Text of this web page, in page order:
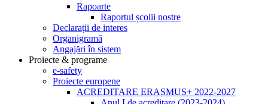
Rapoarte
Raportul școlii nostre
Declarații de interes
Organigramă
Angajări în sistem
Proiecte & programe
e-safety
Proiecte europene
ACREDITARE ERASMUS+ 2022-2027